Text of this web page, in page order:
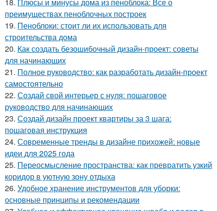
преимуществах пеноблочных построек
19. Пеноблоки: стоит ли их использовать для
строительства дома
20. Как создать безошибочный дизайн-проект: советы
для начинающих
21. Полное руководство: как разработать дизайн-проект
самостоятельно
22. Создай свой интерьер с нуля: пошаговое
руководство для начинающих
23. Создай дизайн проект квартиры за 3 шага:
пошаговая инструкция
24. Современные тренды в дизайне прихожей: новые
идеи для 2025 года
25. Переосмысление пространства: как превратить узкий
коридор в уютную зону отдыха
26. Удобное хранение инструментов для уборки:
основные принципы и рекомендации